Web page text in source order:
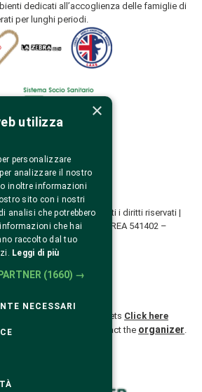
dedicati all’accoglienza delle famiglie di
per lunghi periodi.
School – LAAS – Tutti i diritti riservati |
03523720989 – Numero REA 541402 –
50.000,00
CONTACTS
support in purchasing tickets Click here
and the event, contact the organizer.
×
utilizza
personalizzare
analizzare il nostro
inoltre informazioni
sito con i nostri
analisi che potrebbero
che hai
raccolto dal tuo
Leggi di più
(1660) →
NECESSARI